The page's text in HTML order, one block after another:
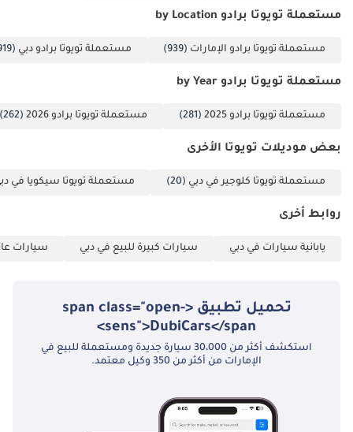
مستعملة تويوتا برادو by Location
مستعملة تويوتا برادو الإمارات (939) مستعملة تويوتا برادو دبي (919)
مستعملة تويوتا برادو by Year
مستعملة تويوتا برادو 2025 (281) مستعملة تويوتا برادو 2026 (262)
بعض موديلات تويوتا الأخرى
مستعملة تويوتا كلوجير في دبي (20) مستعملة تويوتا سيكويا في
روابط أخرى
يابانية سيارات في دبي سيارات كبيرة للبيع في دبي سيارات
تحميل تطبيق <span class="open-
sens">DubiCars</span>
استكشف أكثر من 30،000 سيارة جديدة ومستعملة للبيع في
الإمارات من أكثر من 350 وكيل معتمد.